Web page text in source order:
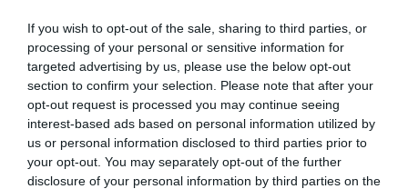
If you wish to opt-out of the sale, sharing to third parties, or
processing of your personal or sensitive information for
targeted advertising by us, please use the below opt-out
section to confirm your selection. Please note that after your
opt-out request is processed you may continue seeing
interest-based ads based on personal information utilized by
us or personal information disclosed to third parties prior to
your opt-out. You may separately opt-out of the further
disclosure of your personal information by third parties on the
07.08.2026 | 23:02
«Μούδιασε» η Naftogaz που βλέπει κρύο
χειμώνα στο Κίεβο: Οι Ρώσοι διέλυσαν 7
εγκαταστάσεις του ουκρανικού κολοσσού!